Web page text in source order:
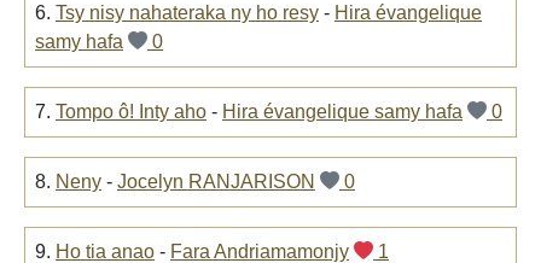
6. Tsy nisy nahateraka ny ho resy - Hira évangelique
samy hafa
0
7. Tompo ô! Inty aho - Hira évangelique samy hafa 0
8. Neny - Jocelyn RANJARISON 0
9. Ho tia anao - Fara Andriamamonjy 1